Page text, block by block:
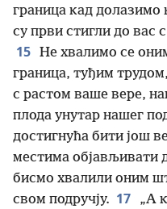
граница кад долазимо
су први стигли до вас
15 Не хвалимо се
граница, туђим
с растом ваше вере,
плода унутар нашег
достигнућа бити још
местима објављивати
бисмо хвалили оним
свом подручју. 17
„А